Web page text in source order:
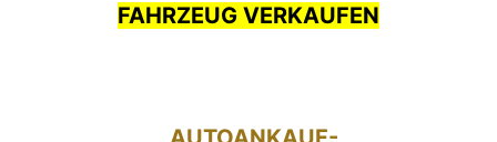
FAHRZEUG VERKAUFEN